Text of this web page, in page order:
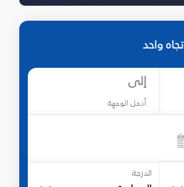
واحد
إلى
أدخل الوجهة
الدرجة